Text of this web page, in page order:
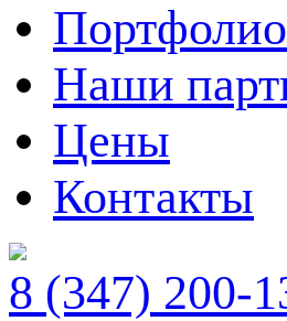
Портфолио
Наши
Цены
Контакты
8 (347) 200-